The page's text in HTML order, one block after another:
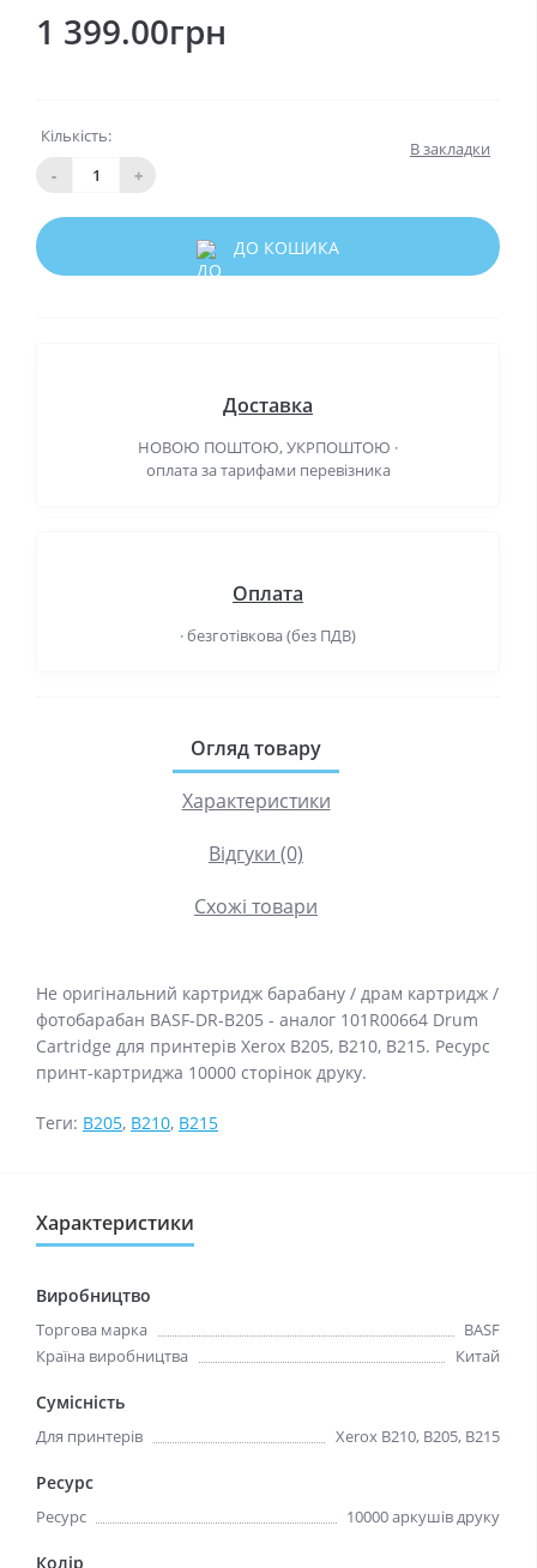
1 399.00грн
Кількість:
-
+
В закладки
ДО КОШИКА
Доставка
НОВОЮ ПОШТОЮ, УКРПОШТОЮ ·
оплата за тарифами перевізника
Оплата
· безготівкова (без ПДВ)
Огляд товару
Характеристики
Відгуки (0)
Схожі товари
Не оригінальний картридж барабану / драм картридж /
фотобарабан BASF-DR-B205 - аналог 101R00664 Drum
Cartridge для принтерiв Xerox B205, B210, B215. Ресурс
принт-картриджа 10000 сторінок друку.
Теги: B205, B210, B215
Характеристики
Виробництво
Торгова марка
BASF
Країна виробництва
Китай
Сумісність
Для принтерів Xerox B210, B205, B215
Ресурс
Ресурс 10000 аркушів друку
Колір